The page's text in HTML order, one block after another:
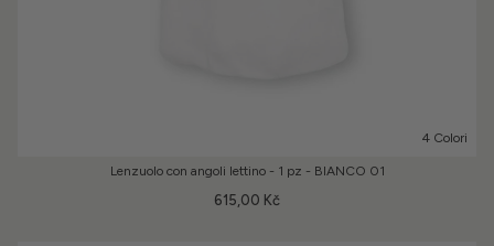
4 Colori
Lenzuolo con angoli lettino - 1 pz - BIANCO 01
615,00 Kč